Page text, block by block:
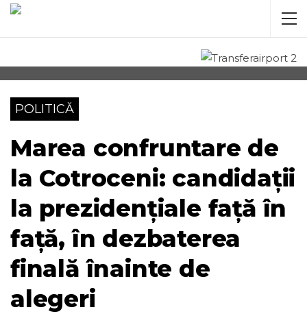
POLITICĂ
Marea confruntare de
la Cotroceni: candidații
la prezidențiale față în
față, în dezbaterea
finală înainte de
alegeri